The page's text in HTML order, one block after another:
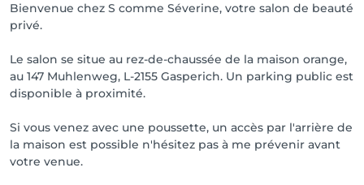
Bienvenue chez S comme Séverine, votre salon de beauté
privé.
Le salon se situe au rez-de-chaussée de la maison orange,
au 147 Muhlenweg, L-2155 Gasperich. Un parking public est
disponible à proximité.
Si vous venez avec une poussette, un accès par l'arrière de
la maison est possible n'hésitez pas à me prévenir avant
votre venue.